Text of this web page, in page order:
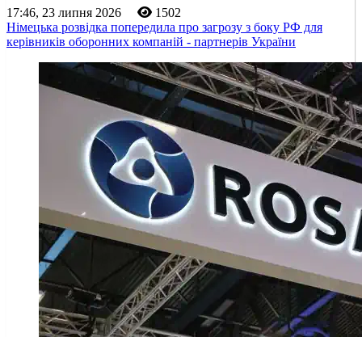
17:46, 23 липня 2026
1502
Німецька розвідка попередила про загрозу з боку РФ для
керівників оборонних компаній - партнерів України